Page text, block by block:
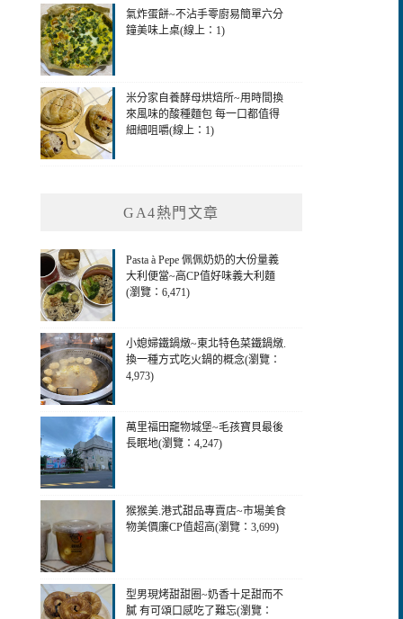
氣炸蛋餅~不沾手零廚易簡單六分
鐘美味上桌(線上：1)
米分家自養酵母烘焙所~用時間換
來風味的酸種麵包 每一口都值得
細細咀嚼(線上：1)
GA4熱門文章
Pasta à Pepe 佩佩奶奶的大份量義
大利便當~高CP值好味義大利麵
(瀏覽：6,471)
小媳婦鐵鍋燉~東北特色菜鐵鍋燉.
換一種方式吃火鍋的概念(瀏覽：
4,973)
萬里福田竉物城堡~毛孩寶貝最後
長眠地(瀏覽：4,247)
猴猴美.港式甜品專賣店~市場美食
物美價廉CP值超高(瀏覽：3,699)
型男現烤甜甜圈~奶香十足甜而不
膩 有可頌口感吃了難忘(瀏覽：